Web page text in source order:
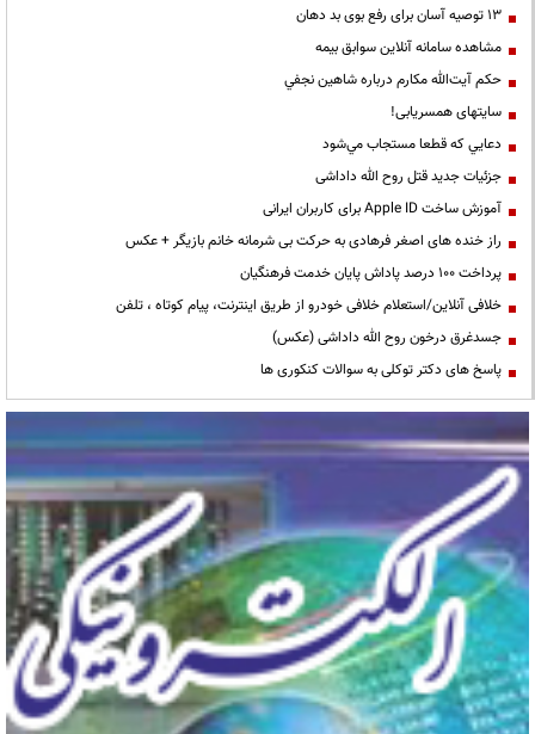
13 توصیه آسان برای رفع بوی بد دهان
مشاهده سامانه آنلاين سوابق بیمه
حكم آيت‌الله مكارم درباره شاهين نجفي
سایتهای همسریابی!
دعايي كه قطعا مستجاب مي‌شود
جزئیات جدید قتل روح الله داداشی
آموزش ساخت Apple ID برای کاربران ایرانی
راز خنده های اصغر فرهادی به حرکت بی شرمانه خانم بازیگر + عکس
پرداخت ۱۰۰ درصد پاداش پایان خدمت فرهنگیان
خلافی آنلاین/استعلام خلافی خودرو از طریق اینترنت، پیام کوتاه ، تلفن
جسدغرق درخون روح الله داداشی (عکس)
پاسخ های دکتر توکلی به سوالات کنکوری ها